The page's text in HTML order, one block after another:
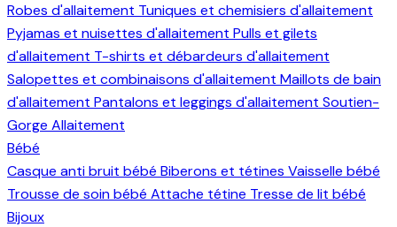
Robes d'allaitement Tuniques et chemisiers d'allaitement
Pyjamas et nuisettes d'allaitement Pulls et gilets
d'allaitement T-shirts et débardeurs d'allaitement
Salopettes et combinaisons d'allaitement Maillots de bain
d'allaitement Pantalons et leggings d'allaitement Soutien-
Gorge Allaitement
Bébé
Casque anti bruit bébé Biberons et tétines Vaisselle bébé
Trousse de soin bébé Attache tétine Tresse de lit bébé
Bijoux